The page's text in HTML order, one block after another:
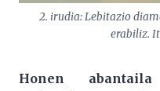
2. irudia: Lebitazio
erabiliz.
Honen